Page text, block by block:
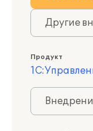
Другие
Продукт